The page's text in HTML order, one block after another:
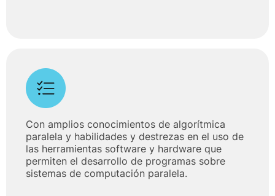
Con amplios conocimientos de algorítmica
paralela y habilidades y destrezas en el uso de
las herramientas software y hardware que
permiten el desarrollo de programas sobre
sistemas de computación paralela.